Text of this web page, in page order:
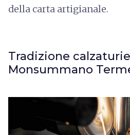
della carta artigianale.
Tradizione
Monsummano